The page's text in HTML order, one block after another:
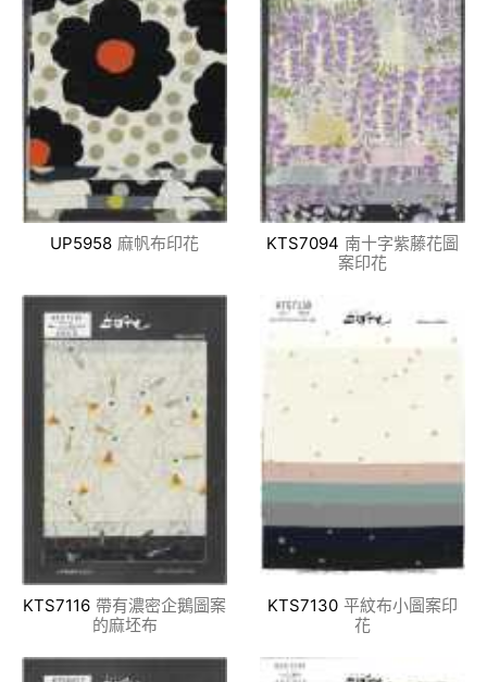
UP5958 麻帆布印花 KTS7094 南十字紫藤花圖
案印花
KTS7116 帶有濃密企鵝圖案
的麻坯布
KTS7130 平紋布小圖案印
花